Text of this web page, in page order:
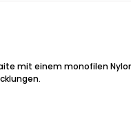
mit einem monofilen